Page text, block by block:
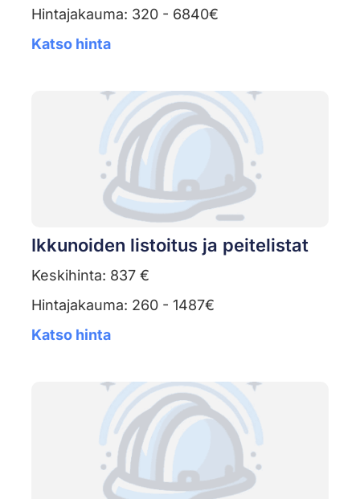
Hintajakauma: 320 - 6840€
Katso hinta
Ikkunoiden listoitus ja peitelistat
Keskihinta: 837 €
Hintajakauma: 260 - 1487€
Katso hinta